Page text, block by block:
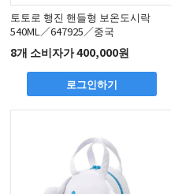
토토로 행진 핸들형 보온도시락
540ML／647925／중국
8개 소비자가 400,000원
로그인하기